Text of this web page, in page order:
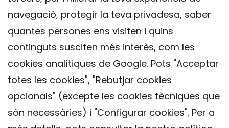
navegació, protegir la teva privadesa, saber
quantes persones ens visiten i quins
continguts susciten més interès, com les
cookies analítiques de Google. Pots "Acceptar
totes les cookies", "Rebutjar cookies
opcionals" (excepte les cookies tècniques que
són necessàries) i "Configurar cookies". Per a
Contacte